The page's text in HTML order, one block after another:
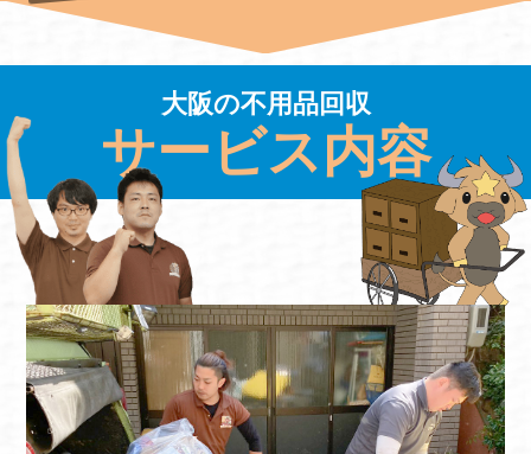
大阪の不用品回収
サービス内容